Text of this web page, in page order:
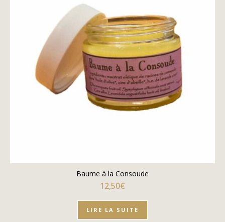
Baume à la Consoude
12,50€
LIRE LA SUITE